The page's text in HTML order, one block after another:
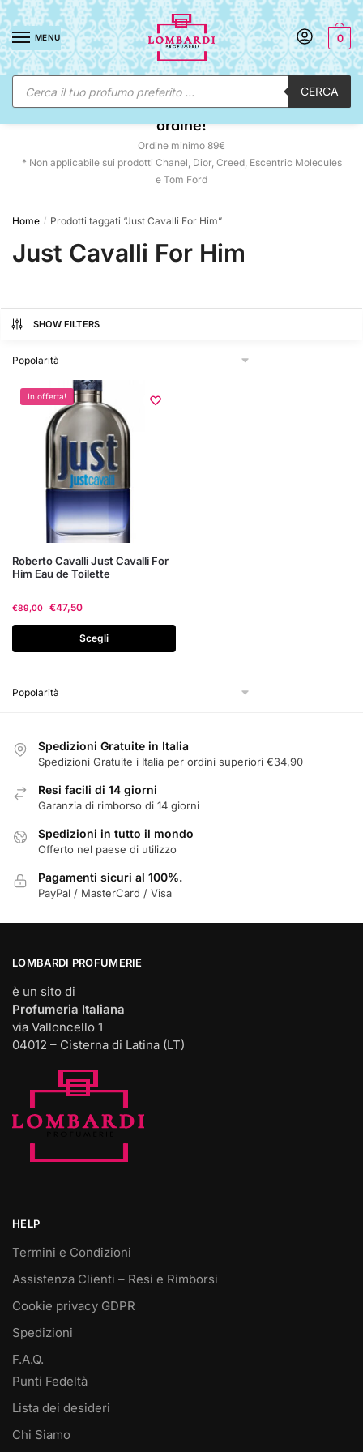
Skip
to
navigation
Skip
to
content
MENU
Ricerca
prodotti CERCA
0
☀️ SUNNY DAYS:-12% automatico sul tuo
ordine!
Ordine minimo 89€
* Non applicabile sui prodotti Chanel, Dior, Creed, Escentric Molecules
e Tom Ford
Home / Prodotti taggati “Just Cavalli For Him”
Just Cavalli For Him
SHOW FILTERS
In offerta!
Roberto Cavalli Just Cavalli For
Him Eau de Toilette
€89,00 €47,50
Scegli
Questo
prodotto
Le
possono
nella
pagina
del
prodotto
Spedizioni Gratuite in Italia
Spedizioni Gratuite i Italia per ordini superiori €34,90
Resi facili di 14 giorni
Garanzia di rimborso di 14 giorni
Spedizioni in tutto il mondo
Offerto nel paese di utilizzo
Pagamenti sicuri al 100%.
PayPal / MasterCard / Visa
LOMBARDI PROFUMERIE
è un sito di
Profumeria Italiana
via Valloncello 1
04012 – Cisterna di Latina (LT)
HELP
Termini e Condizioni
Assistenza Clienti – Resi e Rimborsi
Cookie privacy GDPR
Spedizioni
F.A.Q.
Punti Fedeltà
Lista dei desideri
Chi Siamo